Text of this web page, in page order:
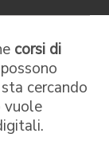
corsi di
cercando
vuole